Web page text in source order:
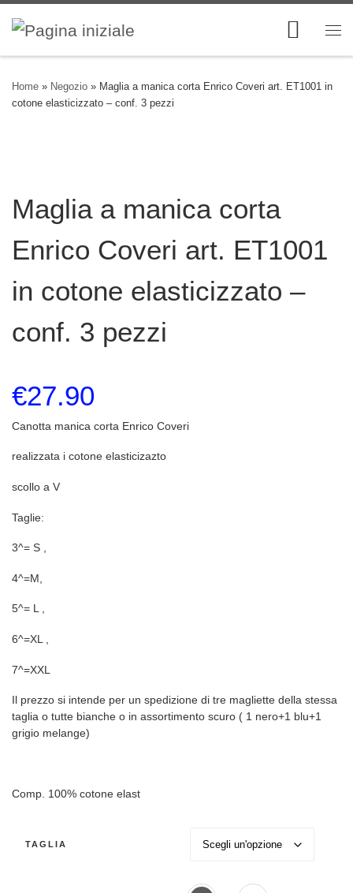
Skip to content
Home » Negozio » Maglia a manica corta Enrico Coveri art. ET1001 in
cotone elasticizzato – conf. 3 pezzi
Maglia a manica corta
Enrico Coveri art. ET1001
in cotone elasticizzato –
conf. 3 pezzi
€27.90
Canotta manica corta Enrico Coveri
realizzata i cotone elasticizazto
scollo a V
Taglie:
3^= S ,
4^=M,
5^= L ,
6^=XL ,
7^=XXL
Il prezzo si intende per un spedizione di tre magliette della stessa
taglia o tutte bianche o in assortimento scuro ( 1 nero+1 blu+1
grigio melange)
Comp. 100% cotone elast
TAGLIA